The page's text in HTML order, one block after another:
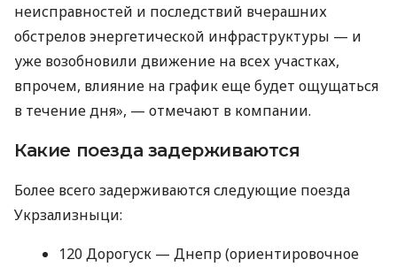
неисправностей и последствий вчерашних
обстрелов энергетической инфраструктуры — и
уже возобновили движение на всех участках,
впрочем, влияние на график еще будет ощущаться
в течение дня», — отмечают в компании.
Какие поезда задерживаются
Более всего задерживаются следующие поезда
Укрзализныци:
120 Дорогуск — Днепр (ориентировочное